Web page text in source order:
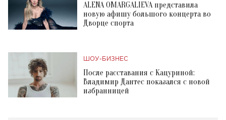
ALENA OMARGALIEVA представила
новую афишу большого концерта во
Дворце спорта
ШОУ-БИЗНЕС
После расставания с Кацуриной:
Владимир Дантес показался с новой
избранницей